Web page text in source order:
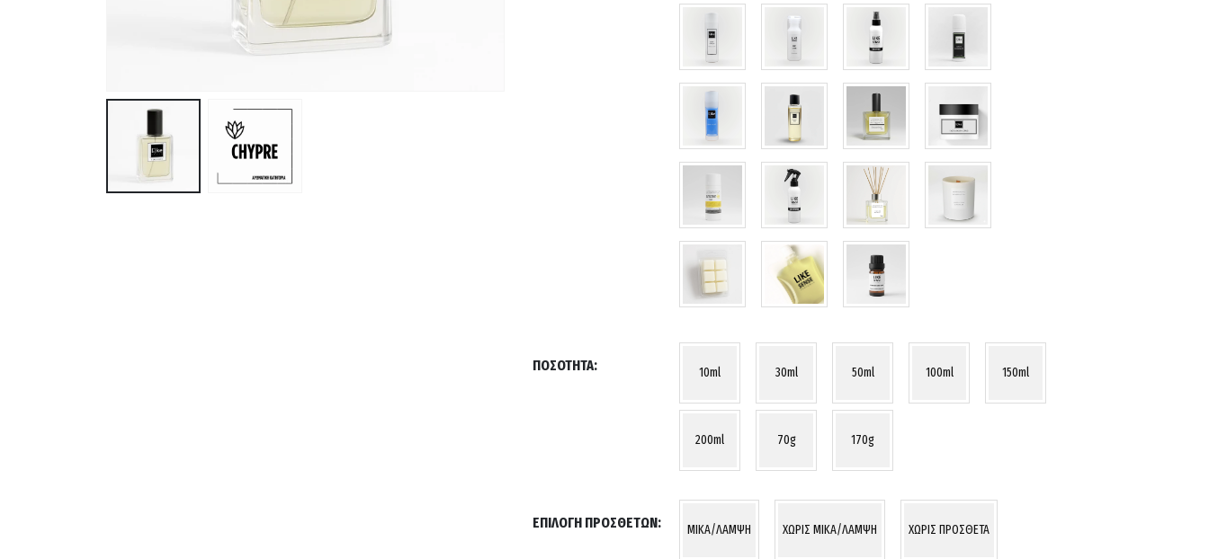
ΠΟΣΌΤΗΤΑ 10ml 30ml 50ml 100ml 150ml
200ml 70g 170g
ΕΠΙΛΟΓΉ ΠΡΌΣΘΕΤΩΝ MIKA/ΛΑΜΨΗ ΧΩΡΙΣ MIKA/ΛΑΜΨΗ ΧΩΡΙΣ ΠΡΟΣΘΕΤΑ